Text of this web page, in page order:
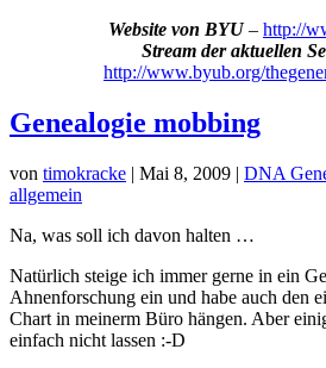
Website von BYU– http://
Stream der aktuellen
http://www.byub.org/
Genealogie mobbing
von timokracke | Mai 8, 2009 | DNA
allgemein
Na, was soll ich davon halten …
Natürlich steige ich immer gerne in ein
Ahnenforschung ein und habe auch den
Chart in meinerm Büro hängen. Aber
einfach nicht lassen :-D